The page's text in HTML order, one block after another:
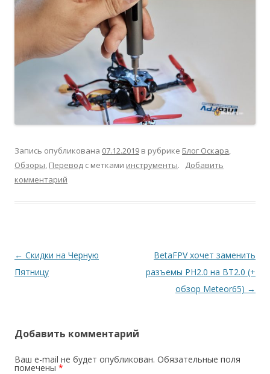
Запись опубликована 07.12.2019 в рубрике Блог Оскара
Обзоры Перевод с метками инструменты.
Добавить
комментарий
Навигация
по
← Скидки на Черную
Пятницу
BetaFPV хочет заменить
разъемы PH2.0 на BT2.0 (+
обзор Meteor65) →
Добавить комментарий
Ваш e-mail не будет опубликован. Обязательные поля
помечены *